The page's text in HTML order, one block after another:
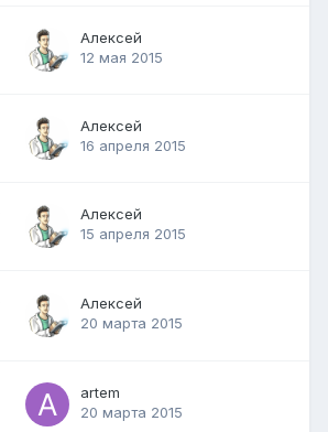
Алексей
12 мая 2015
Алексей
16 апреля 2015
Алексей
15 апреля 2015
Алексей
20 марта 2015
artem
20 марта 2015